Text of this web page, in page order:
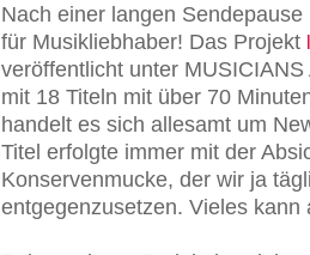
Nach einer langen
für Musikliebhaber! Das Projekt
veröffentlicht unter
mit 18 Titeln mit über 70
handelt es sich allesamt um
Titel erfolgte immer mit der
Konservenmucke, der wir ja
entgegenzusetzen. Vieles